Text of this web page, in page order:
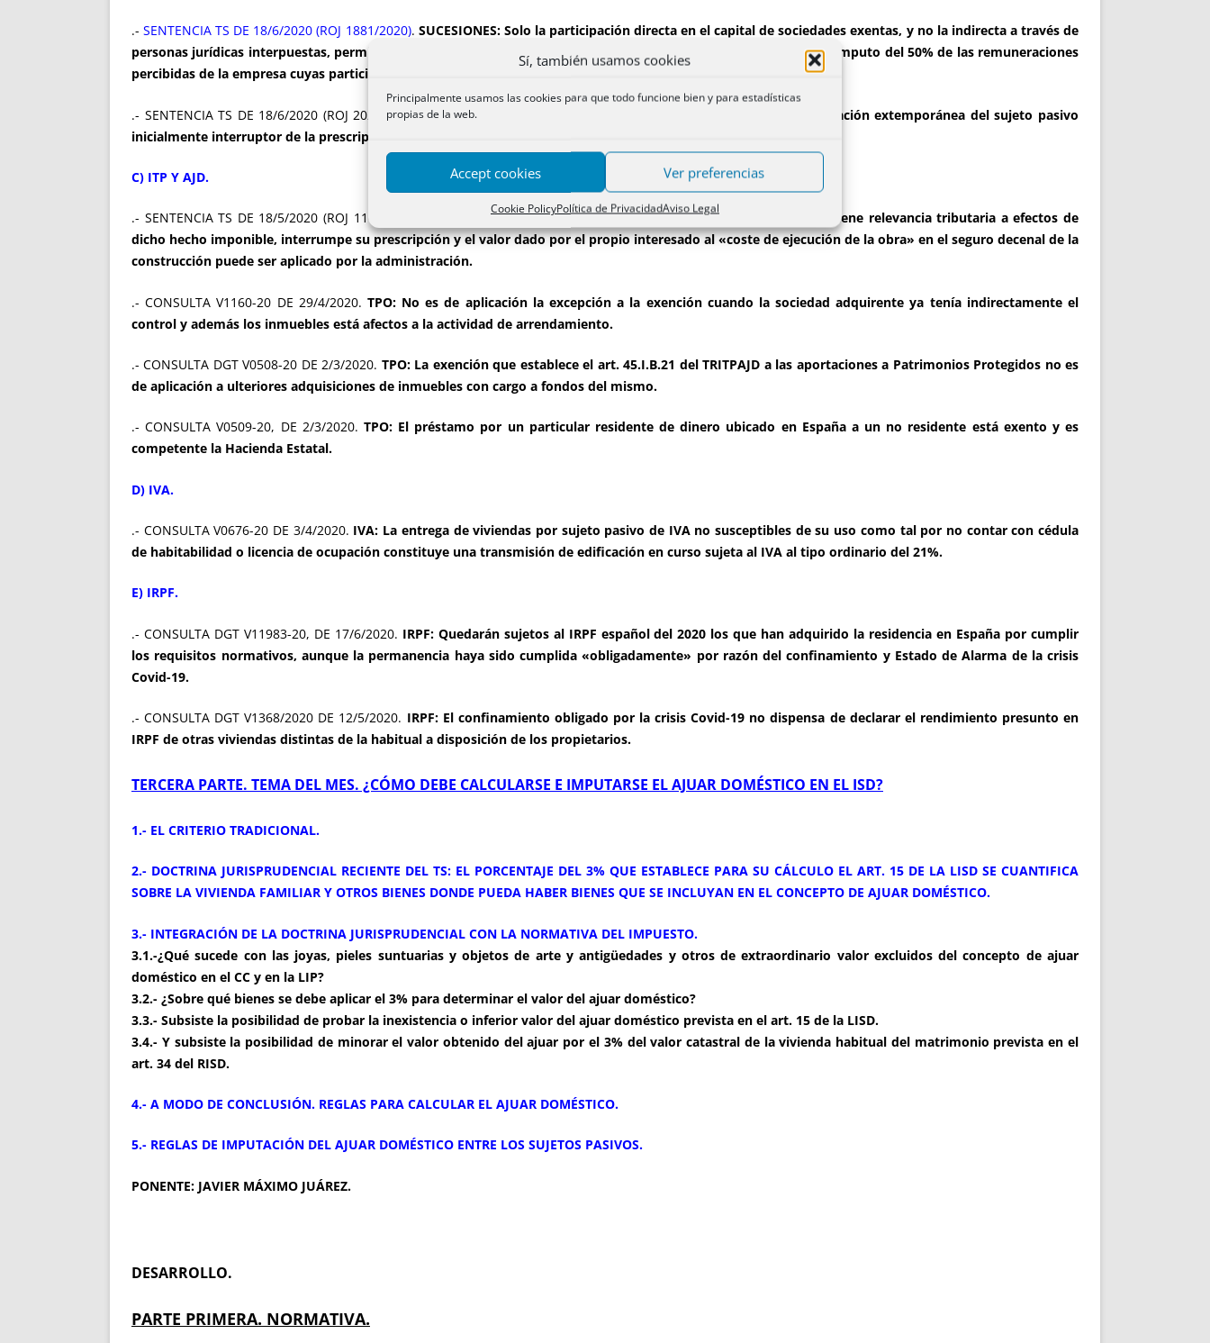
Sí, también usamos cookies
Principalmente usamos las cookies para que todo funcione bien y para estadísticas
propias de la web.
Accept cookies Ver preferencias
Cookie PolicyPolítica de PrivacidadAviso Legal
.-SENTENCIA TS DE 18/6/2020 (ROJ 1881/2020). SUCESIONES: Solo la participación directa en el capital de sociedades exentas, y no la indirecta a través de
personas jurídicas interpuestas, permite excluir las remuneraciones percibidas de las mismas a los efectos del cómputo del 50% de las remuneraciones
percibidas de la empresa cuyas participaciones han sido objeto de transmisión mortis causa
.- SENTENCIA TS DE 18/6/2020 (ROJ 2022/2020).SUCESIONES: La caducidad de un expediente iniciado por declaración extemporánea del sujeto pasivo
inicialmente interruptor de la prescripción, deriva en la ineficacia sobrevenida interruptora de la misma.
C) ITP Y AJD.
.- SENTENCIA TS DE 18/5/2020 (ROJ 1108/2020).
AJD: El acta de fin de obra en las declaraciones de obra nueva tiene relevancia tributaria a efectos de
dicho hecho imponible, interrumpe su prescripción y el valor dado por el propio interesado al «coste de ejecución de la obra» en el seguro decenal de la
construcción puede ser aplicado por la administración.
.- CONSULTA V1160-20 DE 29/4/2020. TPO: No es de aplicación la excepción a la exención cuando la sociedad adquirente ya tenía indirectamente el
control y además los inmuebles está afectos a la actividad de arrendamiento.
.- CONSULTA DGT V0508-20 DE 2/3/2020. TPO: La exención que establece el art. 45.I.B.21 del TRITPAJD a las aportaciones a Patrimonios Protegidos no es
de aplicación a ulteriores adquisiciones de inmuebles con cargo a fondos del mismo.
.- CONSULTA V0509-20, DE 2/3/2020. TPO: El préstamo por un particular residente de dinero ubicado en España a un no residente está exento y es
competente la Hacienda Estatal.
D) IVA.
.- CONSULTA V0676-20 DE 3/4/2020. IVA: La entrega de viviendas por sujeto pasivo de IVA no susceptibles de su uso como tal por no contar con cédula
de habitabilidad o licencia de ocupación constituye una transmisión de edificación en curso sujeta al IVA al tipo ordinario del 21%.
E) IRPF.
.- CONSULTA DGT V11983-20, DE 17/6/2020. IRPF: Quedarán sujetos al IRPF español del 2020 los que han adquirido la residencia en España por cumplir
los requisitos normativos, aunque la permanencia haya sido cumplida «obligadamente» por razón del confinamiento y Estado de Alarma de la crisis
Covid-19.
.- CONSULTA DGT V1368/2020 DE 12/5/2020. IRPF: El confinamiento obligado por la crisis Covid-19 no dispensa de declarar el rendimiento presunto en
IRPF de otras viviendas distintas de la habitual a disposición de los propietarios.
TERCERA PARTE. TEMA DEL MES. ¿CÓMO DEBE CALCULARSE E IMPUTARSE EL AJUAR DOMÉSTICO EN EL ISD?
1.- EL CRITERIO TRADICIONAL.
2.- DOCTRINA JURISPRUDENCIAL RECIENTE DEL TS: EL PORCENTAJE DEL 3% QUE ESTABLECE PARA SU CÁLCULO EL ART. 15 DE LA LISD SE CUANTIFICA
SOBRE LA VIVIENDA FAMILIAR Y OTROS BIENES DONDE PUEDA HABER BIENES QUE SE INCLUYAN EN EL CONCEPTO DE AJUAR DOMÉSTICO.
3.- INTEGRACIÓN DE LA DOCTRINA JURISPRUDENCIAL CON LA NORMATIVA DEL IMPUESTO.
3.1.-¿Qué sucede con las joyas, pieles suntuarias y objetos de arte y antigüedades y otros de extraordinario valor excluidos del concepto de ajuar
doméstico en el CC y en la LIP?
3.2.- ¿Sobre qué bienes se debe aplicar el 3% para determinar el valor del ajuar doméstico?
3.3.- Subsiste la posibilidad de probar la inexistencia o inferior valor del ajuar doméstico prevista en el art. 15 de la LISD.
3.4.- Y subsiste la posibilidad de minorar el valor obtenido del ajuar por el 3% del valor catastral de la vivienda habitual del matrimonio prevista en el
art. 34 del RISD.
4.- A MODO DE CONCLUSIÓN. REGLAS PARA CALCULAR EL AJUAR DOMÉSTICO.
5.- REGLAS DE IMPUTACIÓN DEL AJUAR DOMÉSTICO ENTRE LOS SUJETOS PASIVOS.
PONENTE: JAVIER MÁXIMO JUÁREZ.
DESARROLLO.
PARTE PRIMERA. NORMATIVA.